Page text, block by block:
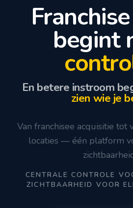
begint
En betere instroom
zien wie je
Van franchisee acquisitie
locaties — één platform
CENTRALE CONTROLE
ZICHTBAARHEID VOOR